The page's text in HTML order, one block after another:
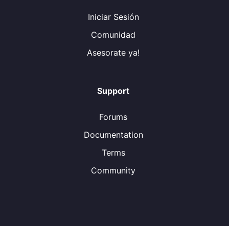
Iniciar Sesión
Comunidad
Asesorate ya!
Support
Forums
Documentation
Terms
Community